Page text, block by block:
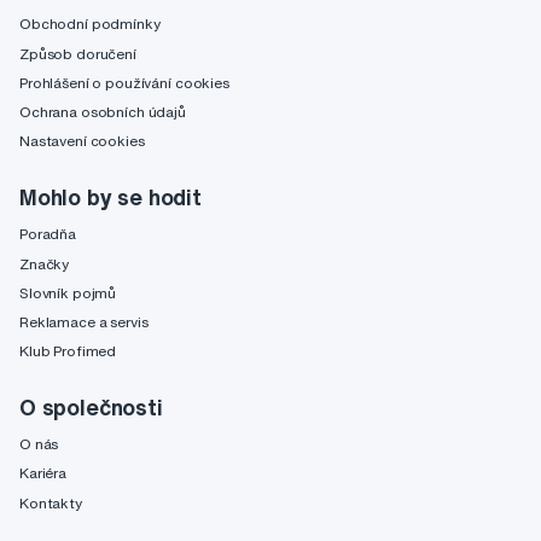
Obchodní podmínky
Způsob doručení
Prohlášení o používání cookies
Ochrana osobních údajů
Nastavení cookies
Mohlo by se hodit
Poradňa
Značky
Slovník pojmů
Reklamace a servis
Klub Profimed
O společnosti
O nás
Kariéra
Kontakty